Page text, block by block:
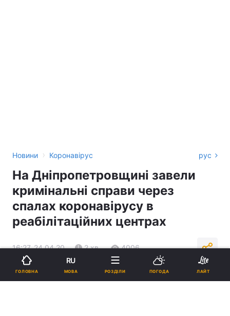
Новини › Коронавірус рус
На Дніпропетровщині завели
кримінальні справи через
спалах коронавірусу в
реабілітаційних центрах
16:27, 24.04.20 2 хв. 4006
Підпишіться на нас в Google
ГОЛОВНА
RU
МОВА РОЗДІЛИ ПОГОДА ЛАЙТ